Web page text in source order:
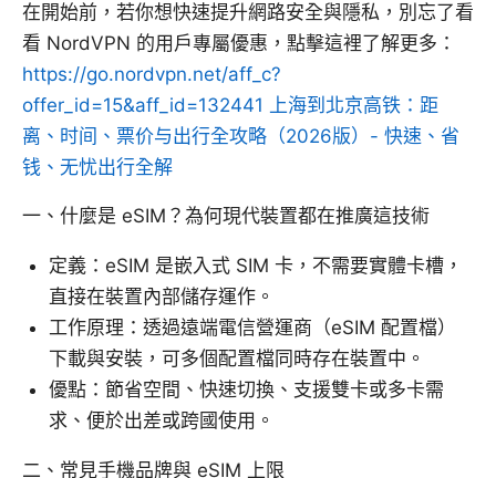
在開始前，若你想快速提升網路安全與隱私，別忘了看
看 NordVPN 的用戶專屬優惠，點擊這裡了解更多：
https://go.nordvpn.net/aff_c?
offer_id=15&aff_id=132441 上海到北京高铁：距
离、时间、票价与出行全攻略（2026版）- 快速、省
钱、无忧出行全解
一、什麼是 eSIM？為何現代裝置都在推廣這技術
定義：eSIM 是嵌入式 SIM 卡，不需要實體卡槽，
直接在裝置內部儲存運作。
工作原理：透過遠端電信營運商（eSIM 配置檔）
下載與安裝，可多個配置檔同時存在裝置中。
優點：節省空間、快速切換、支援雙卡或多卡需
求、便於出差或跨國使用。
二、常見手機品牌與 eSIM 上限